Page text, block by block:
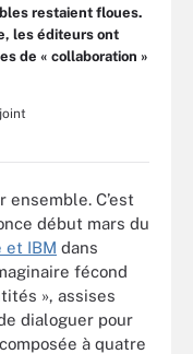
restaient floues.
les éditeurs ont
de « collaboration »
C’est
début mars du
et IBM dans
fécond
», assises
dialoguer pour
à quatre